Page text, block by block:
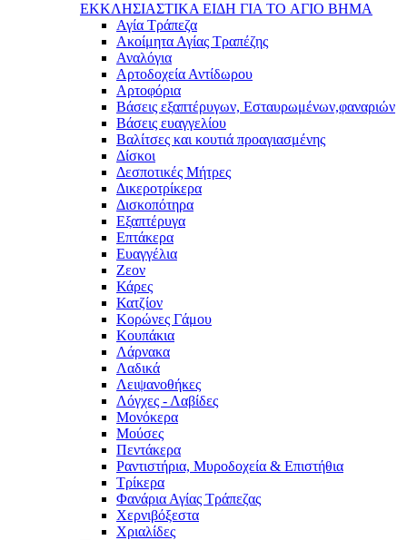
ΕΚΚΛΗΣΙAΣΤΙΚA ΕΙΔΗ ΓΙA ΤΟ AΓΙΟ ΒΗΜA
Αγία Τράπεζα
Ακοίμητα Αγίας Τραπέζης
Αναλόγια
Αρτοδοχεία Αντίδωρου
Αρτοφόρια
Βάσεις εξαπτέρυγων, Εσταυρωμένων,φαναριών
Βάσεις ευαγγελίου
Βαλίτσες και κουτιά προαγιασμένης
Δίσκοι
Δεσποτικές Μήτρες
Δικεροτρίκερα
Δισκοπότηρα
Εξαπτέρυγα
Επτάκερα
Ευαγγέλια
Ζεον
Κάρες
Κατζίον
Κορώνες Γάμου
Κουπάκια
Λάρνακα
Λαδικά
Λειψανοθήκες
Λόγχες - Λαβίδες
Μονόκερα
Μούσες
Πεντάκερα
Ραντιστήρια, Μυροδοχεία & Επιστήθια
Τρίκερα
Φανάρια Αγίας Τράπεζας
Χερνιβόξεστα
Χριαλίδες